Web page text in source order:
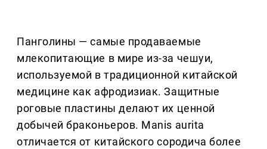
Панголины — самые продаваемые
млекопитающие в мире из-за чешуи,
используемой в традиционной китайской
медицине как афродизиак. Защитные
роговые пластины делают их ценной
добычей браконьеров. Manis aurita
отличается от китайского сородича более